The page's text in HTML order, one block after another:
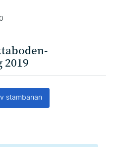
stambanan